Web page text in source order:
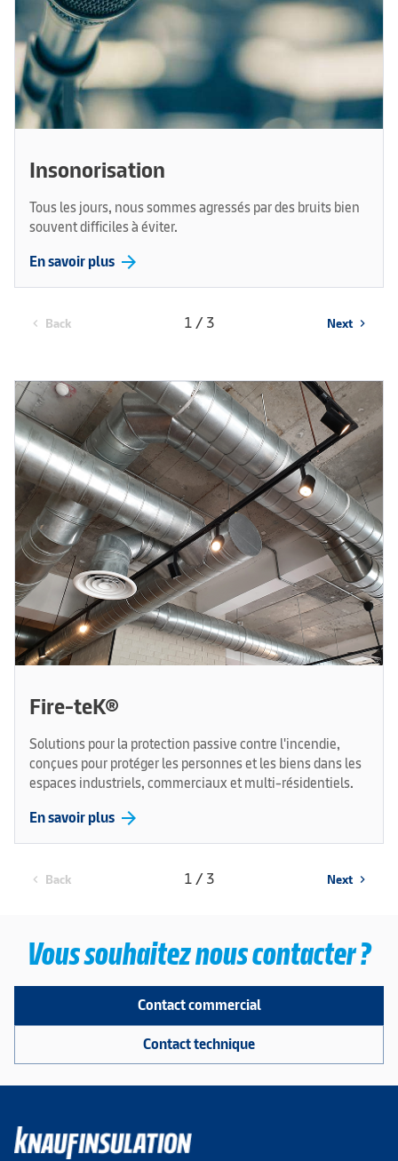
Insonorisation
Tous les jours, nous sommes agressés par des bruits bien
souvent difficiles à éviter.
En savoir plus arrow_forward
chevron_left Back 1 / 3 Next chevron_right
Fire-teK®
Solutions pour la protection passive contre l'incendie,
conçues pour protéger les personnes et les biens dans les
espaces industriels, commerciaux et multi-résidentiels.
En savoir plus arrow_forward
chevron_left Back 1 / 3 Next chevron_right
Vous souhaitez nous contacter ?
Contact commercial
Contact technique